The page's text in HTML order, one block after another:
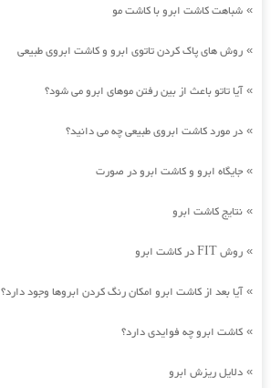
» شباهت کاشت ابرو با کاشت مو
» روش های پاک کردن تاتوی ابرو و کاشت ابروی طبیعی
»آیا تاتو باعث از بین رفتن موهای ابرو می شود؟
» در مورد کاشت ابروی طبیعی چه می دانید؟
» جایگاه ابرو و کاشت ابرو در صورت
» نتایج کاشت ابرو
» روش FIT در کاشت ابرو
»آیا بعد از کاشت ابرو امکان رنگ کردن ابروها وجود دارد؟
» کاشت ابرو چه فوایدی دارد؟
» دلایل ریزش ابرو